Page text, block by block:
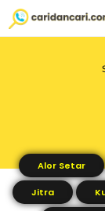
Alor Setar
Jitra